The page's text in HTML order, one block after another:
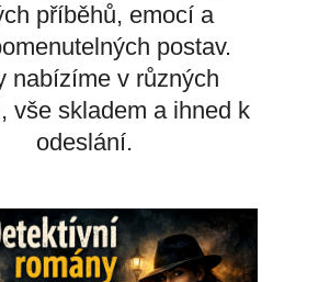
příběhů, emocí a
postav.
nabízíme v různých
vše skladem a ihned k
odeslání.